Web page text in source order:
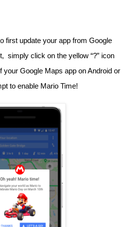
first update your app from Google
simply click on the yellow “?” icon
your Google Maps app on Android or
to enable Mario Time!